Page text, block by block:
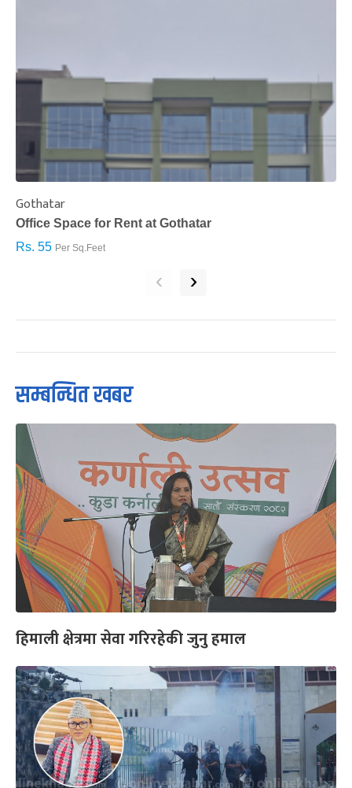
Gothatar
Office Space for Rent at Gothatar
Rs. 55 Per Sq.Feet
‹ ›
सम्बन्धित खबर
हिमाली क्षेत्रमा सेवा गरिरहेकी जुनु हमाल